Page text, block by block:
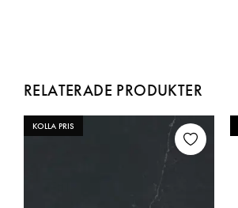
RELATERADE PRODUKTER
KOLLA PRIS